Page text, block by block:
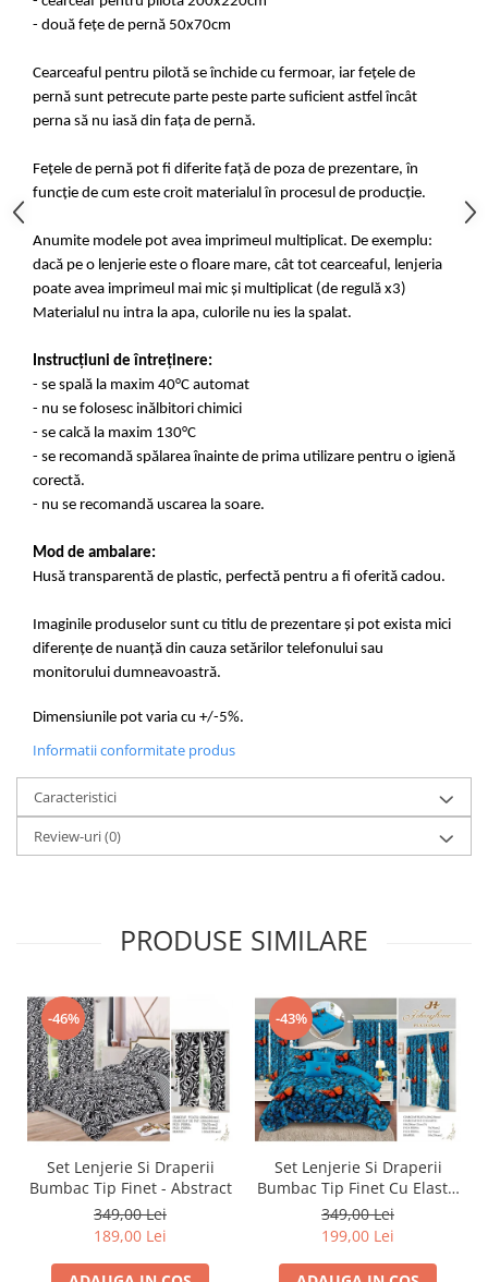
- două fețe de pernă 50x70cm
Cearceaful pentru pilotă se închide cu fermoar, iar fețele de
pernă sunt petrecute parte peste parte suficient astfel încât
perna să nu iasă din fața de pernă.
Fețele de pernă pot fi diferite față de poza de prezentare, în
funcție de cum este croit materialul în procesul de producție.
Anumite modele pot avea imprimeul multiplicat. De exemplu:
dacă pe o lenjerie este o floare mare, cât tot cearceaful, lenjeria
poate avea imprimeul mai mic și multiplicat (de regulă x3)
Materialul nu intra la apa, culorile nu ies la spalat.
Instrucțiuni de întreținere:
- se spală la maxim 40°C automat
- nu se folosesc inălbitori chimici
- se calcă la maxim 130°C
- se recomandă spălarea înainte de prima utilizare pentru o igienă
corectă.
- nu se recomandă uscarea la soare.
Mod de ambalare:
Husă transparentă de plastic, perfectă pentru a fi oferită cadou.
Imaginile produselor sunt cu titlu de prezentare și pot exista mici
diferențe de nuanță din cauza setărilor telefonului sau
monitorului dumneavoastră.
Dimensiunile pot varia cu +/-5%.
Informatii conformitate produs
Caracteristici
Review-uri(0)
PRODUSE SIMILARE
-46%
Set Lenjerie Si Draperii
Bumbac Tip Finet - Abstract
349,00 Lei
189,00 Lei
-43%
Set Lenjerie Si Draperii
Bumbac Tip Finet Cu Elastic
- Dansul Fluturilor
349,00 Lei
199,00 Lei